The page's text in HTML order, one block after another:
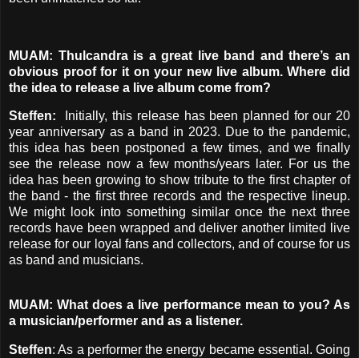
MUAM: Thulcandra is a great live band and there’s an
obvious proof for it on your new live album. Where did
the idea to release a live album come from?
Steffen:
Initially, this release has been planned for our 20
year anniversary as a band in 2023. Due to the pandemic,
this idea has been postponed a few times, and we finally
see the release now a few months/years later. For us the
idea has been growing to show tribute to the first chapter of
the band - the first three records and the respective lineup.
We might look into something similar once the next three
records have been wrapped and deliver another limited live
release for our loyal fans and collectors, and of course for us
as band and musicians.
MUAM: What does a live performance mean to you? As
a musician/performer and as a listener.
Steffen: As a performer the energy became essential. Going